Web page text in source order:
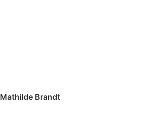
Mathilde Brandt